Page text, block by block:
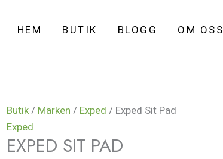
HEM BUTIK BLOGG OM OSS
Butik / Märken / Exped / Exped Sit Pad
Exped
EXPED SIT PAD